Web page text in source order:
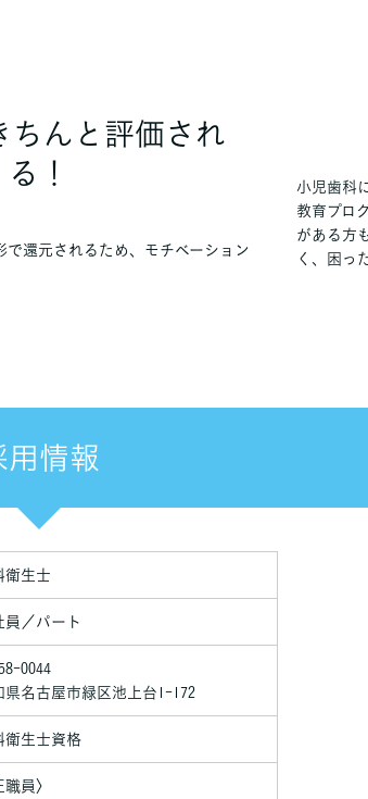
ちんと評価され
る！
で還元されるため、モチベーション
小児歯科
教育プロ
がある方
く、困っ
用情報
衛生士
員／パート
0044
県名古屋市緑区池上台1-172
衛生士資格
職員〉